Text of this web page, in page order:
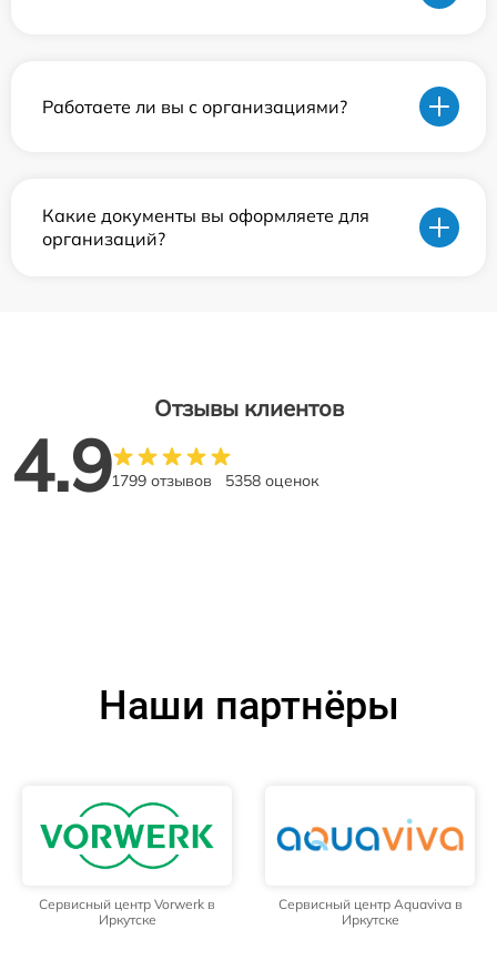
Работаете ли вы с организациями?
Какие документы вы оформляете для
организаций?
Отзывы клиентов
4.91799 отзывов 5358 оценок
Наши партнёры
Сервисный центр Vorwerk в
Иркутске
Сервисный центр Aquaviva в
Иркутске